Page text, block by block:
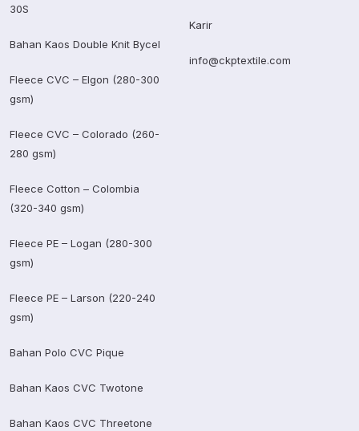
30S
Bahan Kaos Double Knit Bycel
Fleece CVC – Elgon (280-300
gsm)
Fleece CVC – Colorado (260-
280 gsm)
Fleece Cotton – Colombia
(320-340 gsm)
Fleece PE – Logan (280-300
gsm)
Fleece PE – Larson (220-240
gsm)
Bahan Polo CVC Pique
Bahan Kaos CVC Twotone
Bahan Kaos CVC Threetone
Karir
info@ckptextile.com